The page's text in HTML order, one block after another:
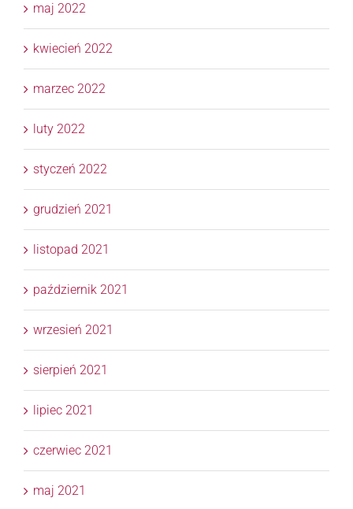
maj 2022
kwiecień 2022
marzec 2022
luty 2022
styczeń 2022
grudzień 2021
listopad 2021
październik 2021
wrzesień 2021
sierpień 2021
lipiec 2021
czerwiec 2021
maj 2021